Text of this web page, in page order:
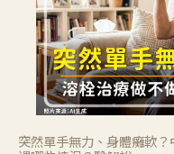
突然單手無力、身體癱軟